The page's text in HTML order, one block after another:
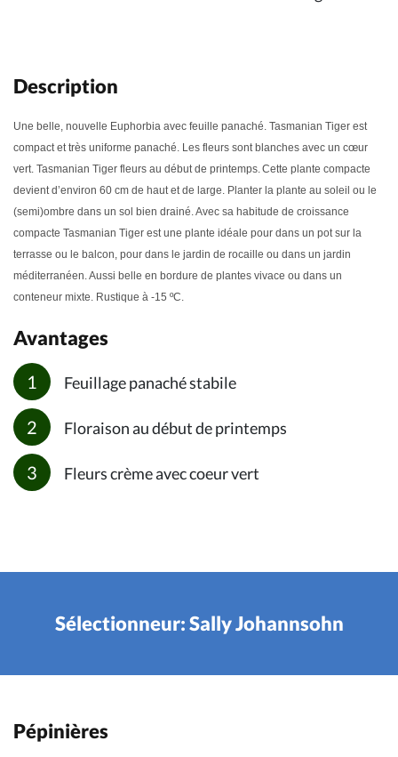
Description
Une belle, nouvelle Euphorbia avec feuille panaché. Tasmanian Tiger est
compact et très uniforme panaché. Les fleurs sont blanches avec un cœur
vert. Tasmanian Tiger fleurs au début de printemps.Cette plante compacte
devient d’environ 60 cm de haut et de large. Planter la plante au soleil ou le
(semi)ombre dans un sol bien drainé. Avec sa habitude de croissance
compacte Tasmanian Tiger est une plante idéale pour dans un pot sur la
terrasse ou le balcon, pour dans le jardin de rocaille ou dans un jardin
méditerranéen. Aussi belle en bordure de plantes vivace ou dans un
conteneur mixte. Rustique à -15 ºC.
Avantages
Feuillage panaché stabile
Floraison au début de printemps
Fleurs crème avec coeur vert
Sélectionneur: Sally Johannsohn
Pépinières